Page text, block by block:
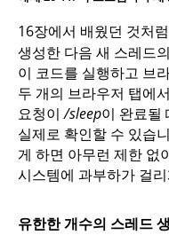
16장에서 배웠던 것처
생성한 다음 새 스레드
이 코드를 실행하고 브
두 개의 브라우저 탭에
요청이/sleep이 완료될
실제로 확인할 수 있습
게 하면 아무런 제한 없
시스템에 과부하가 걸
유한한 개수의 스레드